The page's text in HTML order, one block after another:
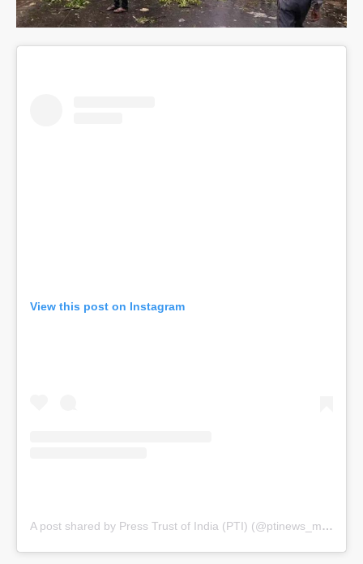
View this post on Instagram
A post shared by Press Trust of India (PTI) (@ptinews_multimedia)